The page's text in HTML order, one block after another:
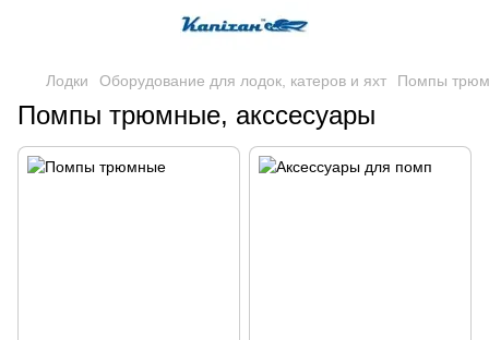
Лодки Оборудование для лодок, катеров и яхт Помпы
Помпы трюмные, акссесуары